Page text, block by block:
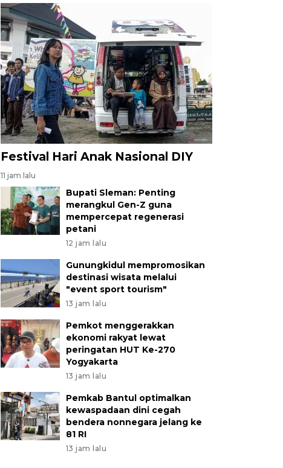
Festival Hari Anak Nasional DIY
11 jam lalu
Bupati Sleman: Penting
merangkul Gen-Z guna
mempercepat regenerasi
petani
12 jam lalu
Gunungkidul mempromosikan
destinasi wisata melalui
"event sport tourism"
13 jam lalu
Pemkot menggerakkan
ekonomi rakyat lewat
peringatan HUT Ke-270
Yogyakarta
13 jam lalu
Pemkab Bantul optimalkan
kewaspadaan dini cegah
bendera nonnegara jelang ke
81 RI
13 jam lalu